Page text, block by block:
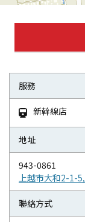
服務
 新幹線店
地址
943-0861
上越市大和2-1-
聯絡方式